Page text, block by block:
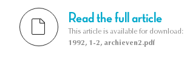
Read the full article
This article is available for download:
1992, 1-2, archieven2.pdf